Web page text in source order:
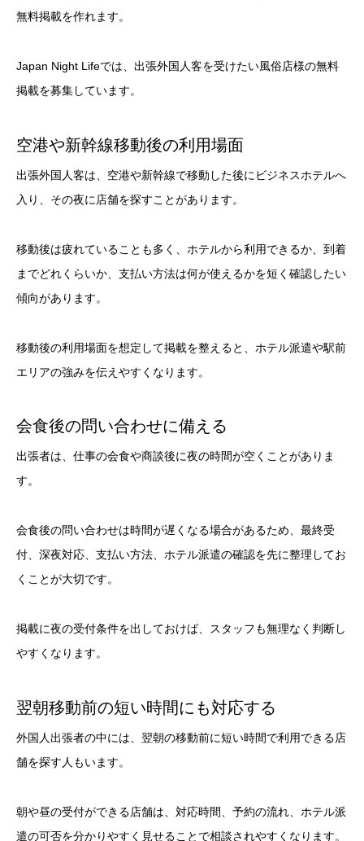
無料掲載を作れます。
Japan Night Lifeでは、出張外国人客を受けたい風俗店様の無料
掲載を募集しています。
空港や新幹線移動後の利用場面
出張外国人客は、空港や新幹線で移動した後にビジネスホテルへ
入り、その夜に店舗を探すことがあります。
移動後は疲れていることも多く、ホテルから利用できるか、到着
までどれくらいか、支払い方法は何が使えるかを短く確認したい
傾向があります。
移動後の利用場面を想定して掲載を整えると、ホテル派遣や駅前
エリアの強みを伝えやすくなります。
会食後の問い合わせに備える
出張者は、仕事の会食や商談後に夜の時間が空くことがありま
す。
会食後の問い合わせは時間が遅くなる場合があるため、最終受
付、深夜対応、支払い方法、ホテル派遣の確認を先に整理してお
くことが大切です。
掲載に夜の受付条件を出しておけば、スタッフも無理なく判断し
やすくなります。
翌朝移動前の短い時間にも対応する
外国人出張者の中には、翌朝の移動前に短い時間で利用できる店
舗を探す人もいます。
朝や昼の受付ができる店舗は、対応時間、予約の流れ、ホテル派
遣の可否を分かりやすく見せることで相談されやすくなります。